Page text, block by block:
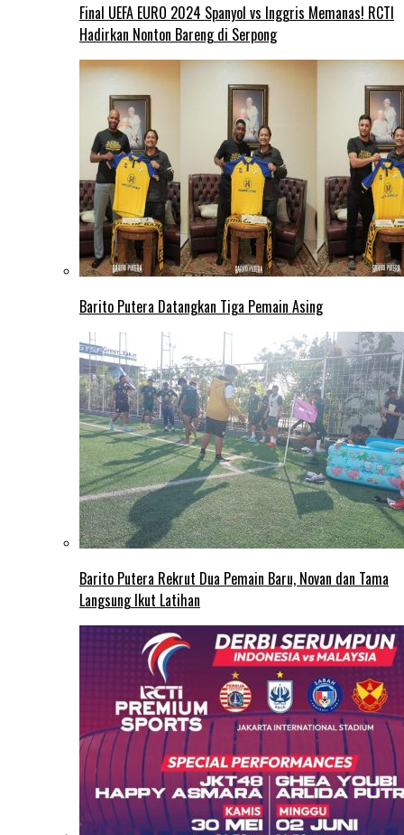
Final UEFA EURO 2024 Spanyol vs Inggris Memanas! RCTI
Hadirkan Nonton Bareng di Serpong
Barito Putera Datangkan Tiga Pemain Asing
Barito Putera Rekrut Dua Pemain Baru, Novan dan Tama
Langsung Ikut Latihan